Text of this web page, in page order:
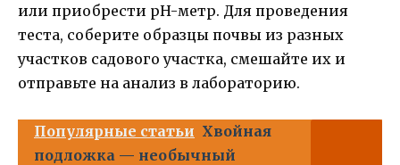
или приобрести pH-метр. Для проведения
теста, соберите образцы почвы из разных
участков садового участка, смешайте их и
отправьте на анализ в лабораторию.
Популярные статьи Хвойная
подложка — необычный